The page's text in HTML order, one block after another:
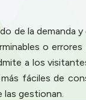
de la demanda
o errores
a los
fáciles de
las gestionan.